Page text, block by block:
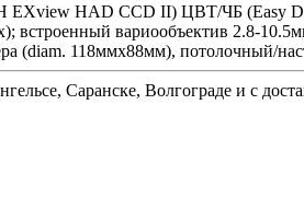
EXview HAD CCD II) ЦВТ/ЧБ (Easy
встроенный вариообъектив 2.8-
(diam. 118ммx88мм), потолочный/
Саранске, Волгограде и с